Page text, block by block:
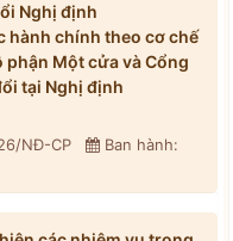
Nghị định
hành chính theo cơ chế
Một cửa và Cổng
tại Nghị định
NĐ-CP
Ban hành: